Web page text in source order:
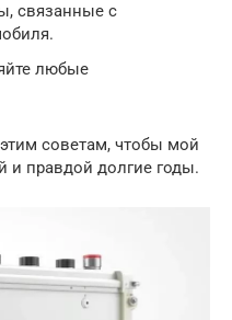
связанные с
любые
советам, чтобы мой
и правдой долгие годы.